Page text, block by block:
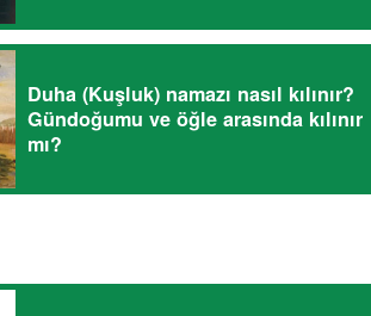
Duha (Kuşluk) namazı nasıl kılınır?
Gündoğumu ve öğle arasında kılınır
mı?